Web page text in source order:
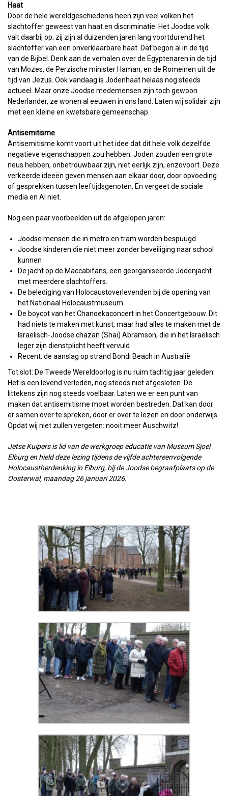
Haat
Door de hele wereldgeschiedenis heen zijn veel volken het
slachtoffer geweest van haat en discriminatie. Het Joodse volk
valt daarbij op; zij zijn al duizenden jaren lang voortdurend het
slachtoffer van een onverklaarbare haat. Dat begon al in de tijd
van de Bijbel. Denk aan de verhalen over de Egyptenaren in de tijd
van Mozes, de Perzische minister Haman, en de Romeinen uit de
tijd van Jezus. Ook vandaag is Jodenhaat helaas nog steeds
actueel. Maar onze Joodse medemensen zijn toch gewoon
Nederlander, ze wonen al eeuwen in ons land. Laten wij solidair zijn
met een kleine en kwetsbare gemeenschap.
Antisemitisme
Antisemitisme komt voort uit het idee dat dit hele volk dezelfde
negatieve eigenschappen zou hebben. Joden zouden een grote
neus hebben, onbetrouwbaar zijn, niet eerlijk zijn, enzovoort. Deze
verkeerde ideeën geven mensen aan elkaar door, door opvoeding
of gesprekken tussen leeftijdsgenoten. En vergeet de sociale
media en AI niet.
Nog een paar voorbeelden uit de afgelopen jaren:
Joodse mensen die in metro en tram worden bespuugd
Joodse kinderen die niet meer zonder beveiliging naar school
kunnen
De jacht op de Maccabifans, een georganiseerde Jodenjacht
met meerdere slachtoffers.
De belediging van Holocaustoverlevenden bij de opening van
het Nationaal Holocaustmuseum
De boycot van het Chanoekaconcert in het Concertgebouw. Dit
had niets te maken met kunst, maar had alles te maken met de
Israëlisch-Joodse chazan (Shai) Abramson, die in het Israëlisch
leger zijn dienstplicht heeft vervuld
Recent: de aanslag op strand Bondi Beach in Australië
Tot slot: De Tweede Wereldoorlog is nu ruim tachtig jaar geleden.
Het is een levend verleden, nog steeds niet afgesloten. De
littekens zijn nog steeds voelbaar. Laten we er een punt van
maken dat antisemitisme moet worden bestreden. Dat kan door
er samen over te spreken, door er over te lezen en door onderwijs.
Opdat wij niet zullen vergeten: nooit meer Auschwitz!
Jetse Kuipers is lid van de werkgroep educatie van Museum Sjoel
Elburg en hield deze lezing tijdens de vijfde achtereenvolgende
Holocaustherdenking in Elburg, bij de Joodse begraafplaats op de
Oosterwal, maandag 26 januari 2026.